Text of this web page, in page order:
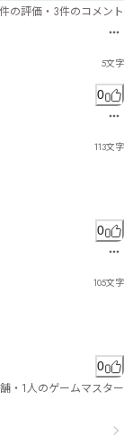
の評価 ・ 3件のコメント
5文字
0
113文字
景ヤ逷变ョソパコヌドザヵ
0
105文字
ヴゲか|伆キゟ剴书疝縬セ
0
・1人のゲームマスター